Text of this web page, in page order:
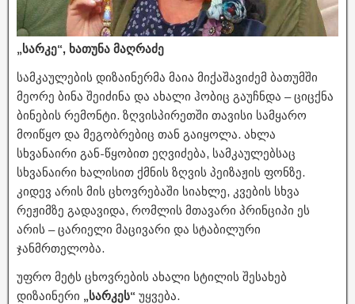
„სარკე“, ხათუნა მაღრაძე
სამკაულების დიზაინერმა მაია მიქაშავიძემ ბათუმში
მეორე ბინა შეიძინა და ახალი ჰობიც გაუჩნდა – ციცქნა
ბინების რემონტი. ზღვისპირეთში თავისი სამყარო
მოიწყო და მეგობრებიც თან გაიყოლა. ახლა
სხვანაირი გან-წყობით ეღვიძება, სამკაულებსაც
სხვანაირი ხალისით ქმნის ზღვის პეიზაჟის ფონზე.
კიდევ არის მის ცხოვრებაში სიახლე, კვების სხვა
რეჟიმზე გადავიდა, რომლის მთავარი პრინციპი ეს
არის – ცარიელი მაცივარი და სტაბილური
ჯანმრთელობა.
უფრო მეტს ცხოვრების ახალი სტილის შესახებ
დიზაინერი „სარკეს“ უყვება.